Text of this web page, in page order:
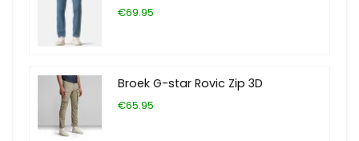
€69.95
Broek G-star Rovic Zip 3D
€65.95